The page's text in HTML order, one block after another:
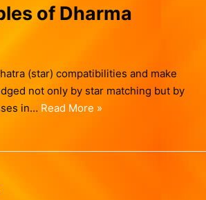
of Dharma
(star) compatibilities and make
not only by star matching but by
in… Read More »